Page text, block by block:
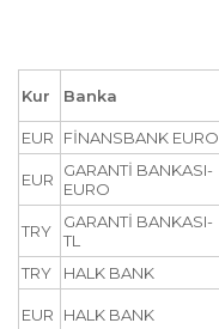
Kur Banka
EUR FİNANSBANK EURO
EUR
GARANTİ BANKASI-
EURO
TRY
GARANTİ BANKASI-
TL
TRY HALK BANK
EUR HALK BANK